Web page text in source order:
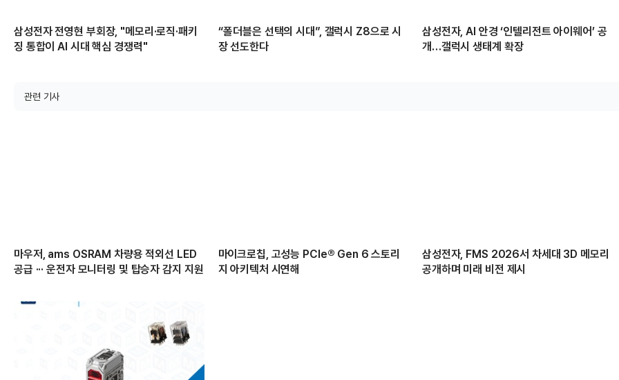
삼성전자 전영현 부회장, "메모리·로직·패키
징 통합이 AI 시대 핵심 경쟁력"
“폴더블은 선택의 시대”, 갤럭시 Z8으로 시
장 선도한다
삼성전자, AI 안경 ‘인텔리전트 아이웨어’ 공
개…갤럭시 생태계 확장
관련 기사
마우저, ams OSRAM 차량용 적외선 LED
공급 ··· 운전자 모니터링 및 탑승자 감지 지원
마이크로칩, 고성능 PCIe® Gen 6 스토리
지 아키텍처 시연해
삼성전자, FMS 2026서 차세대 3D 메모리
공개하며 미래 비전 제시